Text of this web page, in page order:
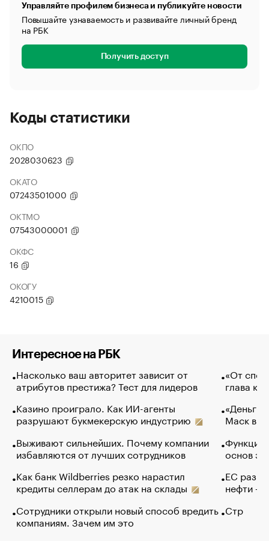
Управляйте профилем бизнеса и публикуйте новости
Повышайте узнаваемость и развивайте личный бренд
на РБК
Получить доступ
Коды статистики
ОКПО
2028030623
ОКАТО
07243501000
ОКТМО
07543000001
ОКФС
16
ОКОГУ
4210015
Интересное на РБК
Насколько ваш авторитет зависит от
атрибутов престижа? Тест для лидеров
Казино проиграло. Как ИИ-агенты
разрушают букмекерскую индустрию
Выживают сильнейших. Почему компании
избавляются от лучших сотрудников
Как банк Wildberries резко нарастил
кредиты селлерам до атак на склады
Сотрудники открыли новый способ вредить
компаниям. Зачем им это
«От
глава
«Деньги
Маск в
Функции
основ
ЕС
нефти —
Стр